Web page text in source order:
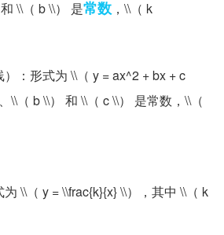
\\（ b \\） 是常数 ，\\（ k
：形式为 \\（ y = ax^2 + bx + c
\\（ b \\） 和 \\（ c \\） 是常数，\\（
\\（ y = \\frac{k}{x} \\），其中 \\（ k